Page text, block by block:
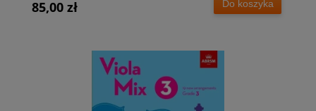
85,00 zł Do koszyka